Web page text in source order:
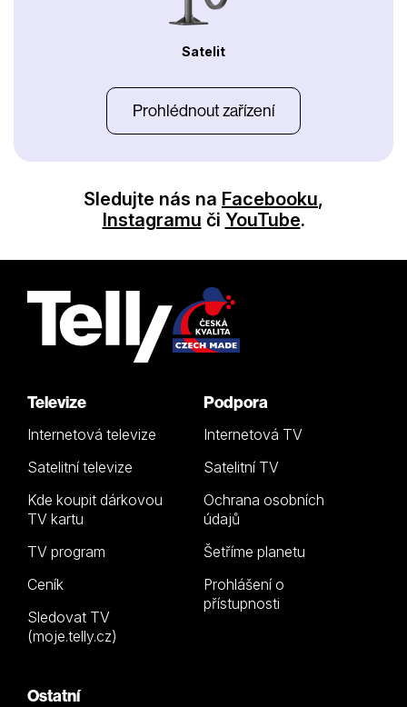
Satelit
Prohlédnout zařízení
Sledujte nás na Facebooku,
Instagramu či YouTube.
Televize
Internetová televize
Satelitní televize
Kde koupit dárkovou
TV kartu
TV program
Ceník
Sledovat TV
(moje.telly.cz)
Podpora
Internetová TV
Satelitní TV
Ochrana osobních
údajů
Šetříme planetu
Prohlášení o
přístupnosti
Ostatní